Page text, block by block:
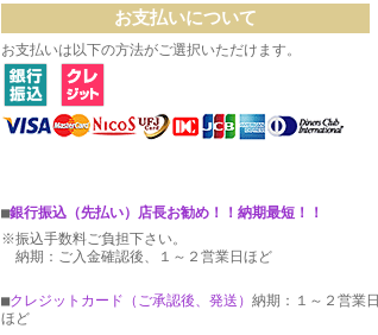
お支払いについて
お支払いは以下の方法がご選択いただけます。
■銀行振込（先払い）店長お勧め！！納期最短！！
※振込手数料ご負担下さい。
納期：ご入金確認後、１～２営業日ほど
■クレジットカード（ご承認後、発送 ） 納期：１～２営業日
ほど